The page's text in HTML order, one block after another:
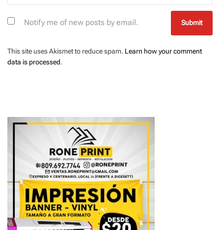
Notify me of new posts by email.
This site uses Akismet to reduce spam. Learn how your comment
data is processed.